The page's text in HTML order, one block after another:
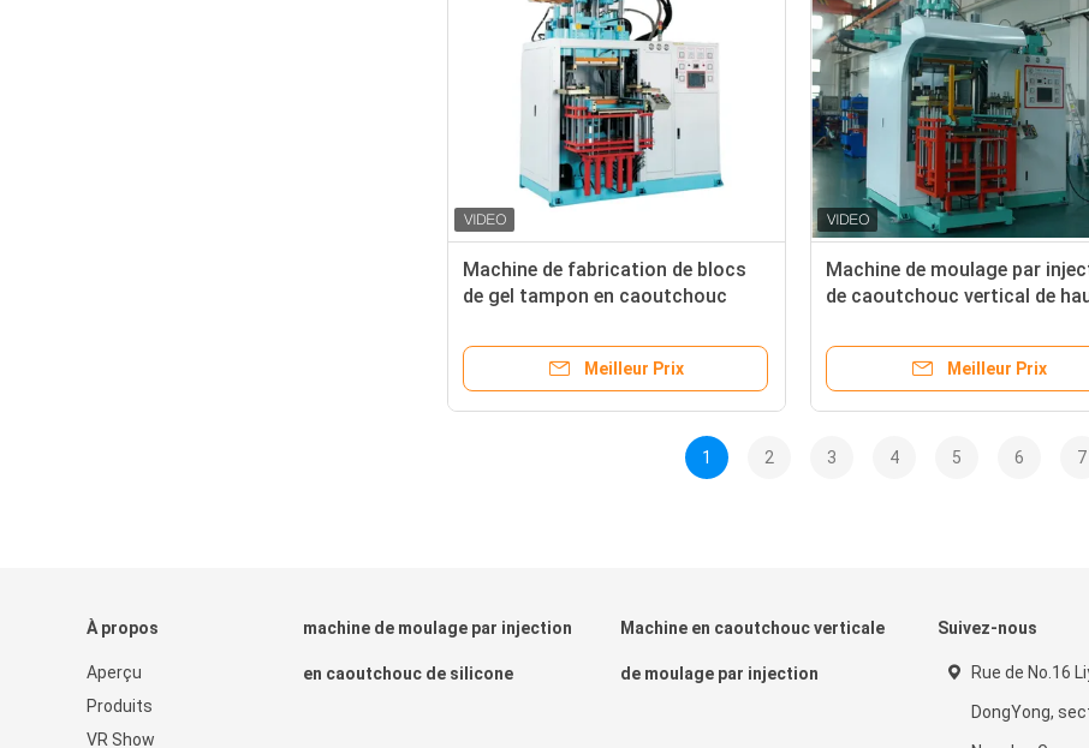
Machine de fabrication de blocs
de gel tampon en caoutchouc
verticale de caoutchouc
Meilleur Prix
Machine de moulage par
de caoutchouc vertical de
pièces automobiles de l'usine
Meilleur Prix
1 2 3 4 5 6 7
À propos
Aperçu
Produits
VR Show
machine de moulage par injection
en caoutchouc de silicone
Machine en caoutchouc verticale
de moulage par injection
Suivez-nous
Rue de No.16
DongYong,